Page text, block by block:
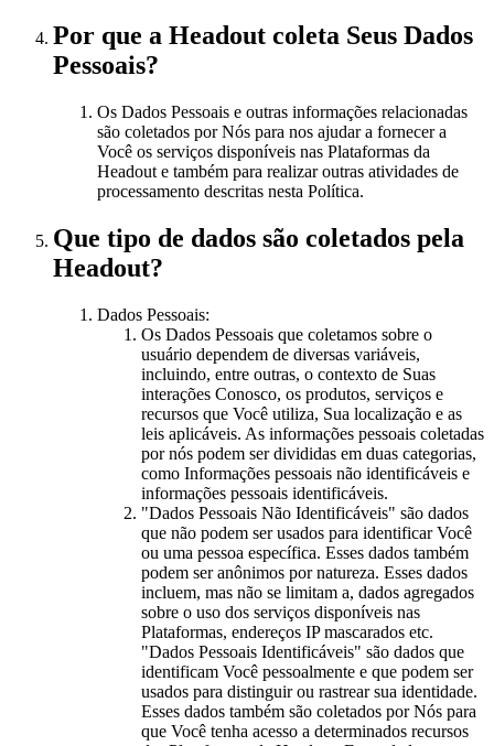
Por que a Headout coleta Seus Dados
Pessoais?
Os Dados Pessoais e outras informações relacionadas
são coletados por Nós para nos ajudar a fornecer a
Você os serviços disponíveis nas Plataformas da
Headout e também para realizar outras atividades de
processamento descritas nesta Política.
Que tipo de dados são coletados pela
Headout?
Dados Pessoais:
Os Dados Pessoais que coletamos sobre o
usuário dependem de diversas variáveis,
incluindo, entre outras, o contexto de Suas
interações Conosco, os produtos, serviços e
recursos que Você utiliza, Sua localização e as
leis aplicáveis. As informações pessoais coletadas
por nós podem ser divididas em duas categorias,
como Informações pessoais não identificáveis e
informações pessoais identificáveis.
"Dados Pessoais Não Identificáveis" são dados
que não podem ser usados para identificar Você
ou uma pessoa específica. Esses dados também
podem ser anônimos por natureza. Esses dados
incluem, mas não se limitam a, dados agregados
sobre o uso dos serviços disponíveis nas
Plataformas, endereços IP mascarados etc.
"Dados Pessoais Identificáveis" são dados que
identificam Você pessoalmente e que podem ser
usados para distinguir ou rastrear sua identidade.
Esses dados também são coletados por Nós para
que Você tenha acesso a determinados recursos